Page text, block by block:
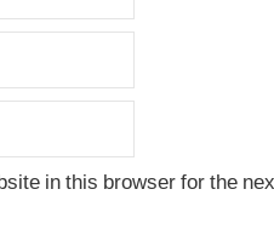
in this browser for the